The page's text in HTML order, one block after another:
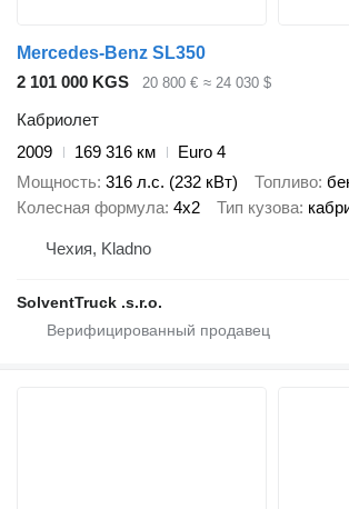
Mercedes-Benz SL350
2 101 000 KGS
20 800 € ≈ 24 030 $
Кабриолет
2009
169 316 км
Euro 4
Мощность 316 л.с. (232 кВт) Топливо
Колесная формула 4x2 Тип кузова
Чехия, Kladno
SolventTruck .s.r.o.